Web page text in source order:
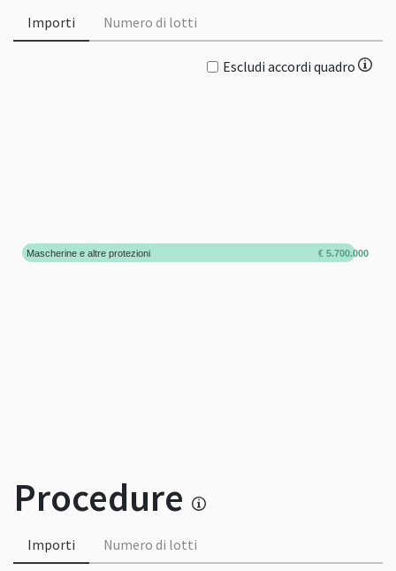
Importi Numero di lotti
Escludi accordi quadro
Mascherine e altre protezioni € 5.700.000
Procedure
Importi Numero di lotti